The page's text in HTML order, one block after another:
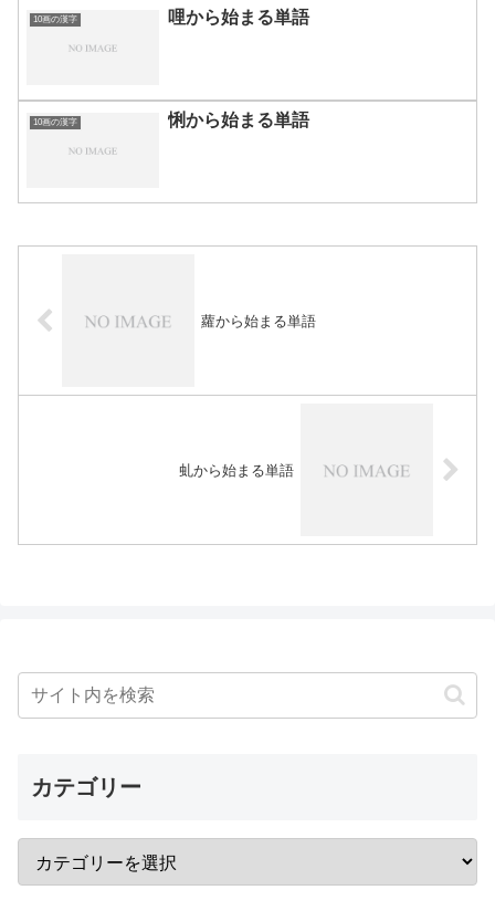
10画の漢字 哩から始まる単語
10画の漢字 悧から始まる単語
蘿から始まる単語
虬から始まる単語
カテゴリー